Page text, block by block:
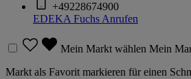
+49228674900
EDEKA FuchsAnrufen
Mein Markt wählen Mein
Markt als Favorit markieren für einen